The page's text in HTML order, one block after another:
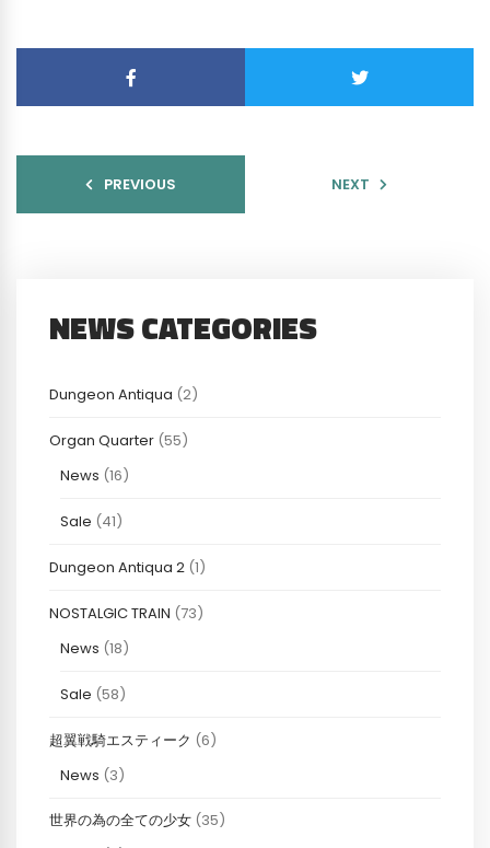
PREVIOUS NEXT
NEWS CATEGORIES
Dungeon Antiqua (2)
Organ Quarter (55)
News (16)
Sale (41)
Dungeon Antiqua 2 (1)
NOSTALGIC TRAIN (73)
News (18)
Sale (58)
超翼戦騎エスティーク (6)
News (3)
世界の為の全ての少女 (35)